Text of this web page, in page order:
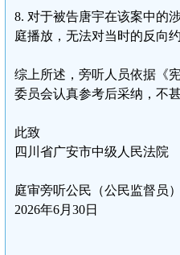
8. 对于被告唐宇在该案中的
庭播放，无法对当时的反向
综上所述，旁听人员依据《
委员会认真参考后采纳，不
此致
四川省广安市中级人民法院
庭审旁听公民（公民监督员
2026年6月30日